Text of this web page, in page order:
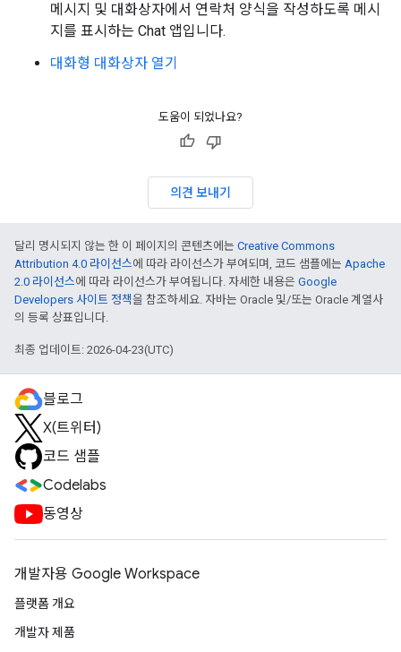
메시지 및 대화상자에서 연락처 양식을 작성하도록 메시
지를 표시하는 Chat 앱입니다.
대화형 대화상자 열기
도움이 되었나요?
의견 보내기
달리 명시되지 않는 한 이 페이지의 콘텐츠에는 Creative Commons
Attribution 4.0 라이선스에 따라 라이선스가 부여되며, 코드 샘플에는 Apache
2.0 라이선스에 따라 라이선스가 부여됩니다. 자세한 내용은 Google
Developers 사이트 정책을 참조하세요. 자바는 Oracle 및/또는 Oracle 계열사
의 등록 상표입니다.
최종 업데이트: 2026-04-23(UTC)
블로그
X(트위터)
코드 샘플
Codelabs
동영상
개발자용 Google Workspace
플랫폼 개요
개발자 제품